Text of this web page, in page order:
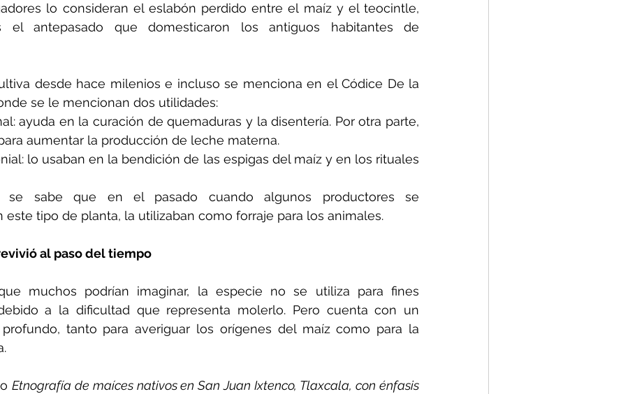
lo consideran el eslabón perdido entre el maíz y el teocintle,
antepasado que domesticaron los antiguos habitantes de
desde hace milenios e incluso se menciona en el Códice De la
se le mencionan dos utilidades:
ayuda en la curación de quemaduras y la disentería. Por otra parte,
aumentar la producción de leche materna.
lo usaban en la bendición de las espigas del maíz y en los rituales
se sabe que en el pasado cuando algunos productores se
este tipo de planta, la utilizaban como forraje para los animales.
al paso del tiempo
muchos podrían imaginar, la especie no se utiliza para fines
a la dificultad que representa molerlo. Pero cuenta con un
tanto para averiguar los orígenes del maíz como para la
Etnografía de maíces nativos en San Juan Ixtenco, Tlaxcala, con énfasis